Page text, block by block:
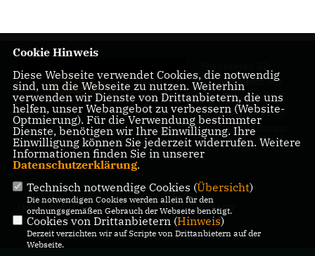
Abgeordneten aus
allen Bezirken
Berlins sind wir die
größte Fraktion im
Berliner Abgeordnetenhaus.
IMPRESSUM DATENSCHUTZ KONTAKT
Cookie Hinweis
Diese Webseite verwendet Cookies, die notwendig
sind, um die Webseite zu nutzen. Weiterhin
verwenden wir Dienste von Drittanbietern, die uns
helfen, unser Webangebot zu verbessern (Website-
Optmierung). Für die Verwendung bestimmter
Dienste, benötigen wir Ihre Einwilligung. Ihre
Einwilligung können Sie jederzeit widerrufen. Weitere
Informationen finden Sie in unserer
Datenschutzerklärung.
Technisch notwendige Cookies (Übersicht)
Die notwendigen Cookies werden allein für den
ordnungsgemäßen Gebrauch der Webseite benötigt.
Cookies von Drittanbietern (Hinweis)
Derzeit verzichten wir auf Scripte von Drittanbietern auf der
Webseite.